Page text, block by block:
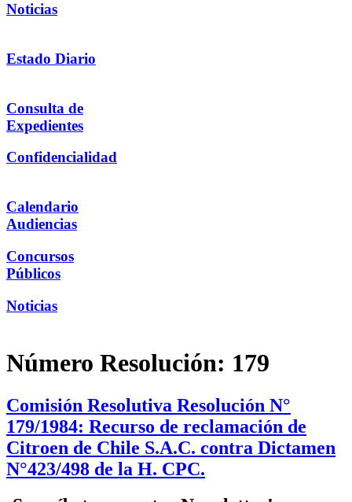
Noticias
Estado Diario
Consulta de
Expedientes
Confidencialidad
Calendario
Audiencias
Concursos
Públicos
Noticias
Número Resolución: 179
Comisión Resolutiva Resolución N°
179/1984: Recurso de reclamación de
Citroen de Chile S.A.C. contra Dictamen
N°423/498 de la H. CPC.